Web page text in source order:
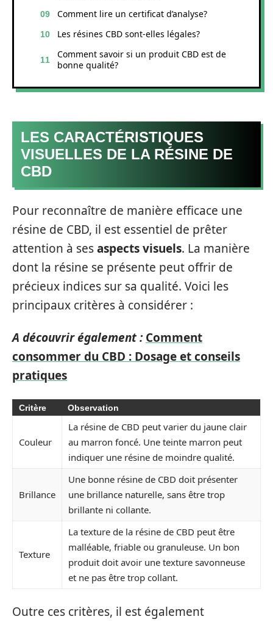
Comment lire un certificat d’analyse?
Les résines CBD sont-elles légales?
Comment savoir si un produit CBD est de
bonne qualité?
LES CARACTÉRISTIQUES
VISUELLES DE LA RÉSINE DE
CBD
Pour reconnaître de manière efficace une
résine de CBD, il est essentiel de prêter
attention à sesaspects visuels. La manière
dont la résine se présente peut offrir de
précieux indices sur sa qualité. Voici les
principaux critères à considérer :
A découvrir également : Comment
consommer du CBD : Dosage et conseils
pratiques
Critère Observation
Couleur
La résine de CBD peut varier du jaune clair
au marron foncé. Une teinte marron peut
indiquer une résine de moindre qualité.
Brillance
Une bonne résine de CBD doit présenter
une brillance naturelle, sans être trop
brillante ni collante.
Texture
La texture de la résine de CBD peut être
malléable, friable ou granuleuse. Un bon
produit doit avoir une texture savonneuse
et ne pas être trop collant.
Outre ces critères, il est également